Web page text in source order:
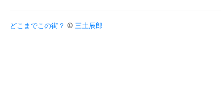
どこまでこの街？ © 三土辰郎